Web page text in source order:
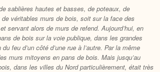
sablières hautes et basses, de poteaux, de
véritables murs de bois, soit sur la face des
servant alors de murs de refend. Aujourd’hui, en
de bois sur la voie publique, dans les grandes
feu d’un côté d’une rue à l’autre. Par la même
murs mitoyens en pans de bois. Mais jusqu’au
dans les villes du Nord particulièrement, était très